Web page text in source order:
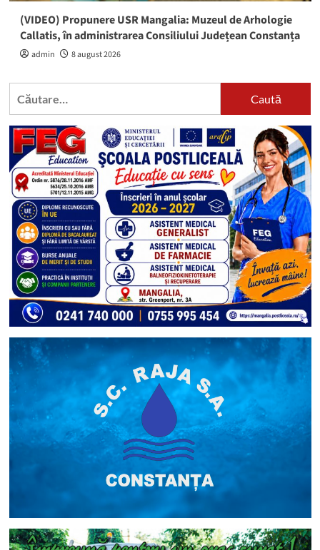
(VIDEO) Propunere USR Mangalia: Muzeul de Arhologie
Callatis, în administrarea Consiliului Județean Constanța
admin 8 august 2026
Caută